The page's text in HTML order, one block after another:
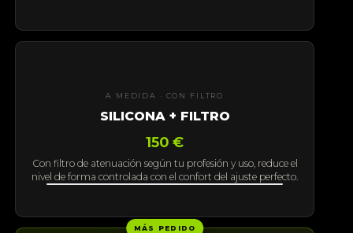
A MEDIDA · CON FILTRO
SILICONA + FILTRO
150 €
Con filtro de atenuación según tu profesión y uso, reduce el
nivel de forma controlada con el confort del ajuste perfecto.
MÁS PEDIDO